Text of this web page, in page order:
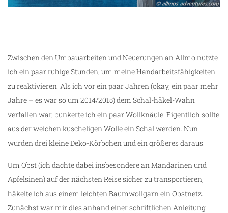
Zwischen den Umbauarbeiten und Neuerungen an Allmo nutzte
ich ein paar ruhige Stunden, um meine Handarbeitsfähigkeiten
zu reaktivieren. Als ich vor ein paar Jahren (okay, ein paar mehr
Jahre – es war so um 2014/2015) dem Schal-häkel-Wahn
verfallen war, bunkerte ich ein paar Wollknäule. Eigentlich sollte
aus der weichen kuscheligen Wolle ein Schal werden. Nun
wurden drei kleine Deko-Körbchen und ein größeres daraus.
Um Obst (ich dachte dabei insbesondere an Mandarinen und
Apfelsinen) auf der nächsten Reise sicher zu transportieren,
häkelte ich aus einem leichten Baumwollgarn ein Obstnetz.
Zunächst war mir dies anhand einer schriftlichen Anleitung